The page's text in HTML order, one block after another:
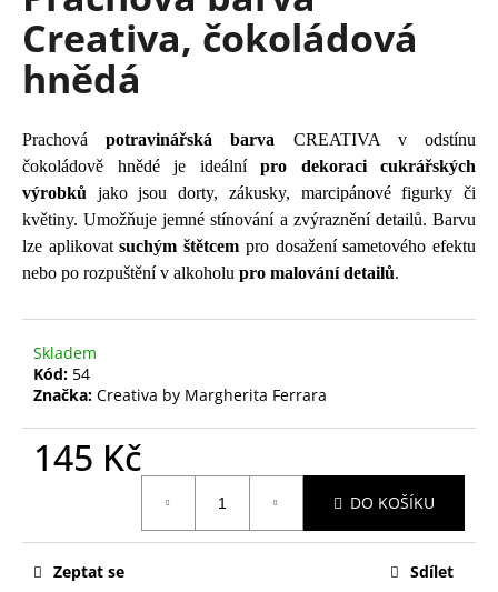
0,0
z
5
hvězdiček.
Creativa, čokoládová
hnědá
Prachovápotravinářská barva CREATIVA v odstínu
čokoládově hnědé je ideální pro dekoraci cukrářských
výrobků jako jsou dorty, zákusky, marcipánové figurky či
květiny. Umožňuje jemné stínování a zvýraznění detailů. Barvu
lze aplikovatsuchým štětcem pro dosažení sametového efektu
nebo po rozpuštění v alkoholu pro malování detailů.
Skladem
Kód: 54
Značka: Creativa by Margherita Ferrara
145 Kč
DO KOŠÍKU
Zeptat se Sdílet
a
j
í
?
HLEDAT
D
o
p
o
j
e